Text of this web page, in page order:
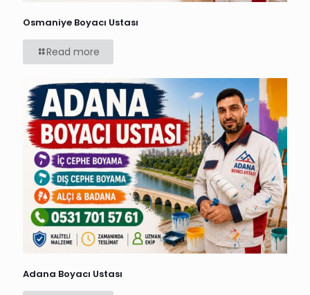
Osmaniye Boyacı Ustası
Read more
Adana Boyacı Ustası